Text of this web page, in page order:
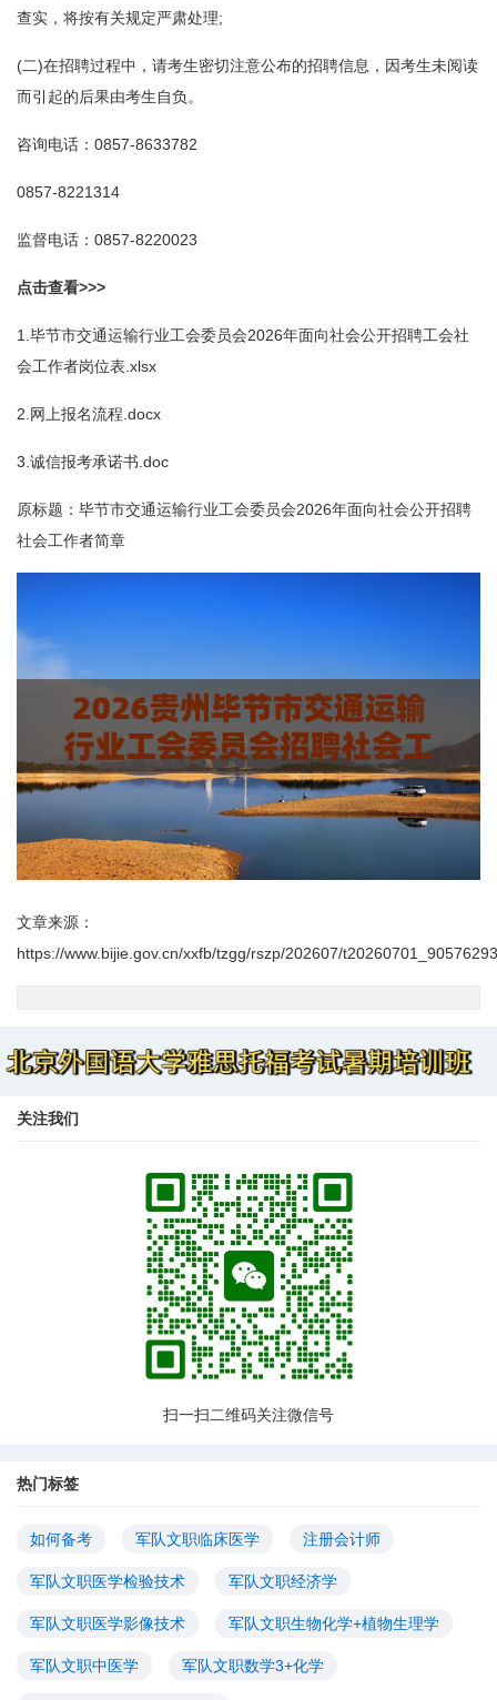
查实，将按有关规定严肃处理;
(二)在招聘过程中，请考生密切注意公布的招聘信息，因考生未阅读
而引起的后果由考生自负。
咨询电话：0857-8633782
0857-8221314
监督电话：0857-8220023
点击查看>>>
1.毕节市交通运输行业工会委员会2026年面向社会公开招聘工会社
会工作者岗位表.xlsx
2.网上报名流程.docx
3.诚信报考承诺书.doc
原标题：毕节市交通运输行业工会委员会2026年面向社会公开招聘
社会工作者简章
文章来源：
https://www.bijie.gov.cn/xxfb/tzgg/rszp/202607/
关注我们
扫一扫二维码关注微信号
热门标签
如何备考 军队文职临床医学 注册会计师
军队文职医学检验技术 军队文职经济学
军队文职医学影像技术 军队文职生物化学+植物生理学
军队文职中医学 军队文职数学3+化学